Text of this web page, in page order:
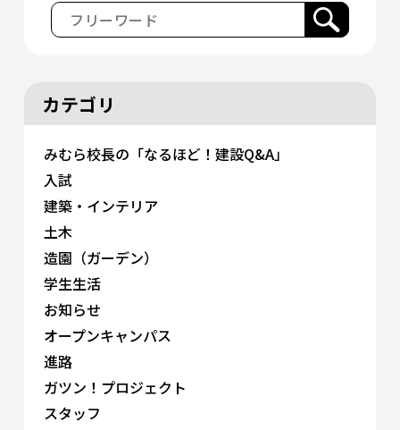
カテゴリ
みむら校長の「なるほど！建設Q&A」
入試
建築・インテリア
土木
造園（ガーデン）
学生生活
お知らせ
オープンキャンパス
進路
ガツン！プロジェクト
スタッフ